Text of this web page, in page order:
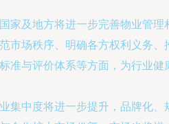
国家及地方将进一步完善物业管理
市场秩序、明确各方权利义务、
准与评价体系等方面，为行业健
业集中度将进一步提升，品牌化、